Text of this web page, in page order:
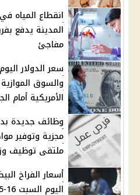
انقطاع المياه
المدينة يدفع
مفاجئ
سعر الدولار
والسوق
الأمريكية أمام
وظائف جديدة
مجزية وتوفير
ملتقى توظيف
أسعار الفراخ